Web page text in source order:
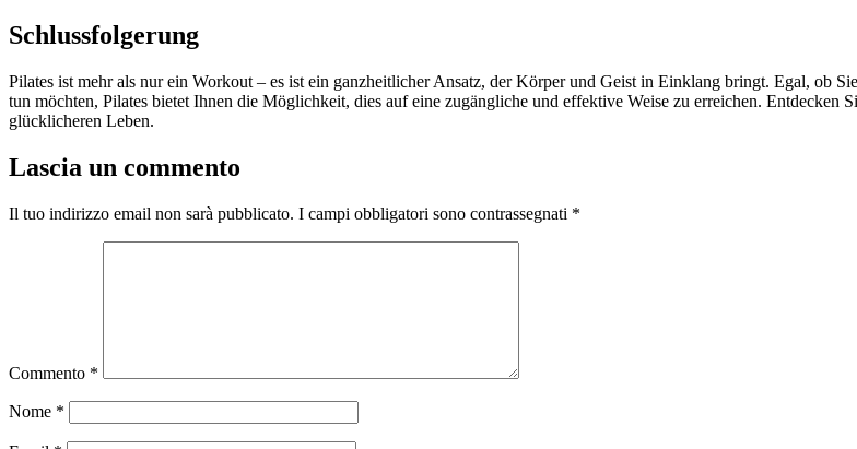
Schlussfolgerung
Pilates ist mehr als nur ein Workout – es ist ein ganzheitlicher Ansatz, der Körper und Geist in Einklang bringt. Egal, ob
tun möchten, Pilates bietet Ihnen die Möglichkeit, dies auf eine zugängliche und effektive Weise zu erreichen. Entdecken
glücklicheren Leben.
Lascia un commento
Il tuo indirizzo email non sarà pubblicato. I campi obbligatori sono contrassegnati *
Commento *
Nome *